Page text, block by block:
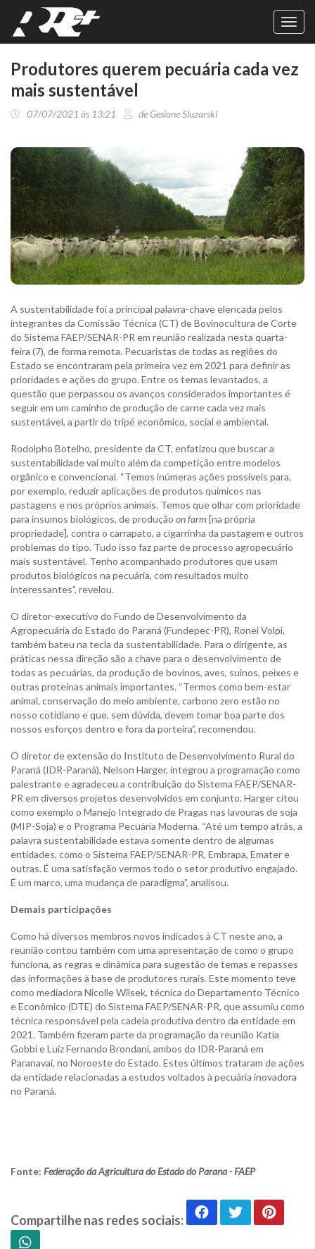
Produtores querem pecuária cada vez
mais sustentável
07/07/2021 às 13:21 de Gesiane Sluzarski
A sustentabilidade foi a principal palavra-chave elencada pelos
integrantes da Comissão Técnica (CT) de Bovinocultura de Corte
do Sistema FAEP/SENAR-PR em reunião realizada nesta quarta-
feira (7), de forma remota. Pecuaristas de todas as regiões do
Estado se encontraram pela primeira vez em 2021 para definir as
prioridades e ações do grupo. Entre os temas levantados, a
questão que perpassou os avanços considerados importantes é
seguir em um caminho de produção de carne cada vez mais
sustentável, a partir do tripé econômico, social e ambiental.
Rodolpho Botelho, presidente da CT, enfatizou que buscar a
sustentabilidade vai muito além da competição entre modelos
orgânico e convencional. “Temos inúmeras ações possíveis para,
por exemplo, reduzir aplicações de produtos químicos nas
pastagens e nos próprios animais. Temos que olhar com prioridade
para insumos biológicos, de produção on farm[na própria
propriedade], contra o carrapato, a cigarrinha da pastagem e outros
problemas do tipo. Tudo isso faz parte de processo agropecuário
mais sustentável. Tenho acompanhado produtores que usam
produtos biológicos na pecuária, com resultados muito
interessantes”, revelou.
O diretor-executivo do Fundo de Desenvolvimento da
Agropecuária do Estado do Paraná (Fundepec-PR), Ronei Volpi,
também bateu na tecla da sustentabilidade. Para o dirigente, as
práticas nessa direção são a chave para o desenvolvimento de
todas as pecuárias, da produção de bovinos, aves, suínos, peixes e
outras proteínas animais importantes. “Termos como bem-estar
animal, conservação do meio ambiente, carbono zero estão no
nosso cotidiano e que, sem dúvida, devem tomar boa parte dos
nossos esforços dentro e fora da porteira”, recomendou.
O diretor de extensão do Instituto de Desenvolvimento Rural do
Paraná (IDR-Paraná), Nelson Harger, integrou a programação como
palestrante e agradeceu a contribuição do Sistema FAEP/SENAR-
PR em diversos projetos desenvolvidos em conjunto. Harger citou
como exemplo o Manejo Integrado de Pragas nas lavouras de soja
(MIP-Soja) e o Programa Pecuária Moderna. “Até um tempo atrás, a
palavra sustentabilidade estava somente dentro de algumas
entidades, como o Sistema FAEP/SENAR-PR, Embrapa, Emater e
outras. É uma satisfação vermos todo o setor produtivo engajado.
É um marco, uma mudança de paradigma”, analisou.
Demais participações
Como há diversos membros novos indicados à CT neste ano, a
reunião contou também com uma apresentação de como o grupo
funciona, as regras e dinâmica para sugestão de temas e repasses
das informações à base de produtores rurais. Este momento teve
como mediadora Nicolle Wilsek, técnica do Departamento Técnico
e Econômico (DTE) do Sistema FAEP/SENAR-PR, que assumiu como
técnica responsável pela cadeia produtiva dentro da entidade em
2021. Também fizeram parte da programação da reunião Katia
Gobbi e Luiz Fernando Brondani, ambos do IDR-Paraná em
Paranavaí, no Noroeste do Estado. Estes últimos trataram de ações
da entidade relacionadas a estudos voltados à pecuária inovadora
no Paraná.
Fonte: Federação da Agricultura do Estado do Parana - FAEP
Compartilhe nas redes sociais: